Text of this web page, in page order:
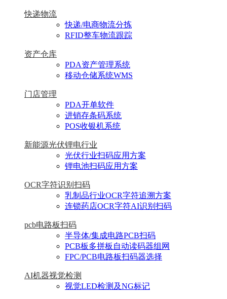
快递物流
快递/电商物流分拣
RFID整车物流跟踪
资产仓库
PDA资产管理系统
移动仓储系统WMS
门店管理
PDA开单软件
进销存条码系统
POS收银机系统
新能源光伏锂电行业
光伏行业扫码应用方案
锂电池扫码应用方案
OCR字符识别扫码
乳制品行业OCR字符追溯方案
连锁药店OCR字符AI识别扫码
pcb电路板扫码
半导体/集成电路PCB扫码
PCB板多拼板自动读码器组网
FPC/PCB电路板扫码器选择
AI机器视觉检测
视觉LED检测及NG标记